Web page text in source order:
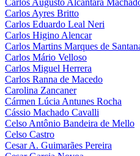
Carlos Augusto Alcântara
Carlos Ayres Britto
Carlos Eduardo Leal Neri
Carlos Higino Alencar
Carlos Martins Marques de
Carlos Mário Velloso
Carlos Miguel Herrera
Carlos Ranna de Macedo
Carolina Zancaner
Cármen Lúcia Antunes Rocha
Cássio Machado Cavalli
Celso Antônio Bandeira de Mello
Celso Castro
Cesar A. Guimarães Pereira